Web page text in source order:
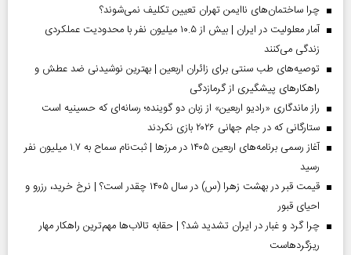
چرا ساختمان‌های ناایمن تهران تعیین تکلیف نمی‌شوند؟
آمار معلولیت در ایران | بیش از ۱۰.۵ میلیون نفر با محدودیت عملکردی
زندگی می‌کنند
توصیه‌های طب سنتی برای زائران اربعین | بهترین نوشیدنی ضد عطش و
راهکارهای پیشگیری از گرمازدگی
راز ماندگاری «رادیو اربعین» از زبان دو گوینده؛ رسانه‌ای که حسینیه است
ستارگانی که در جام جهانی ۲۰۲۶ بازی نکردند
آغاز رسمی برنامه‌های اربعین ۱۴۰۵ در مرز‌ها | ثبت‌نام سماح به ۱.۷ میلیون نفر
رسید
قیمت قبر در بهشت زهرا (س) در سال ۱۴۰۵ چقدر است؟ | نرخ خرید، رزرو و
احیای قبور
چرا گرد و غبار در ایران تشدید شد؟ | حقابه تالاب‌ها مهم‌ترین راهکار مهار
ریزگردهاست